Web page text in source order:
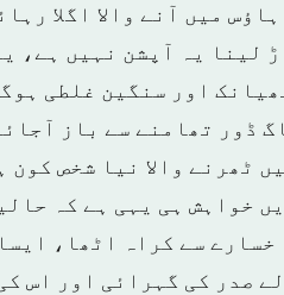
میں آنے والا اگلا
لینا یہ آپشن نہیں ہے،
اور سنگین غلطی
ڈور تھامنے سے باز
ٹھرنے والا نیا شخص
خواہش ہی یہی ہے کہ
خسارے سے کراہ اٹھا،
صدر کی گہرائی اور اس